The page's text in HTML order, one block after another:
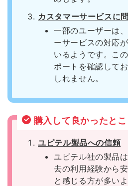
カスタマーサービスに
一部のユーザーは
ーサービスの対応
いるようです。こ
ポートを確認して
しれません。
購入して良かったと
ユピテル製品への信頼
ユピテル社の製品
去の利用経験から
と感じる方が多い